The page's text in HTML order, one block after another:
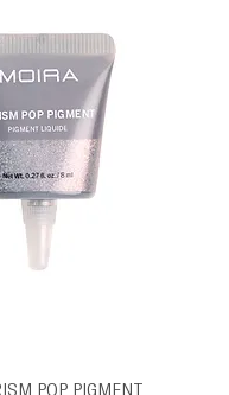
POP PIGMENT